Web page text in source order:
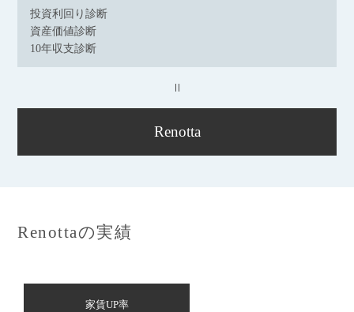
投資利回り診断
資産価値診断
10年収支診断
Renotta
Renottaの実績
家賃UP率